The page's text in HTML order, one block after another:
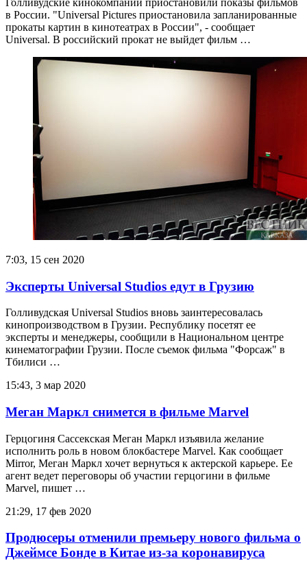
в России. "Universal Pictures приостановила запланированные
прокаты картин в кинотеатрах в России", - сообщает
Universal. В российский прокат не выйдет фильм …
7:03, 15 сен 2020
Эксперты Universal Studios едут в Грузию
Голливудская Universal Studios вновь заинтересовалась
кинопроизводством в Грузии. Республику посетят ее
эксперты и менеджеры, сообщили в Национальном центре
кинематографии Грузии. После съемок фильма "Форсаж" в
Тбилиси …
15:43, 3 мар 2020
Меган Маркл снимется в фильме Marvel
Герцогиня Сассекская Меган Маркл изъявила желание
исполнить роль в новом блокбастере Marvel. Как сообщает
Mirror, Меган Маркл хочет вернуться к актерской карьере. Ее
агент ведет переговоры об участии герцогини в фильме
Marvel, пишет …
21:29, 17 фев 2020
Продюсеры отменили премьеру нового фильма о
Джеймсе Бонде в Китае из-за коронавируса